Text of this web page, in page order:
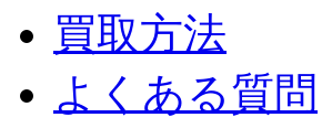
買取方法
よくある質問